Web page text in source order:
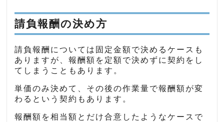
請負報酬の決め方
請負報酬については固定金額で決めるケースも
ありますが、報酬額を定額で決めずに契約をし
てしまうこともあります。
単価のみ決めて、その後の作業量で報酬額が変
わるという契約もあります。
報酬額を相当額とだけ合意したようなケースで